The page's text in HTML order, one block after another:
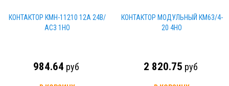
КОНТАКТОР КМН-11210 12А 24В/
АС3 1НО
984.64 руб
КОНТАКТОР МОДУЛЬНЫЙ КМ63/4-
20 4НО
2 820.75 руб